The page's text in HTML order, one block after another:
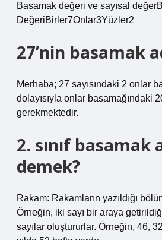
Basamak değeri ve sayısal
DeğeriBirler7Onlar3Yüzler2
27’nin basamak
Merhaba; 27 sayısındaki 2 onlar
dolayısıyla onlar basamağındaki
gerekmektedir.
2. sınıf basamak
demek?
Rakam: Rakamların yazıldığı
Örneğin, iki sayı bir araya
sayılar oluştururlar. Örneğin, 46,